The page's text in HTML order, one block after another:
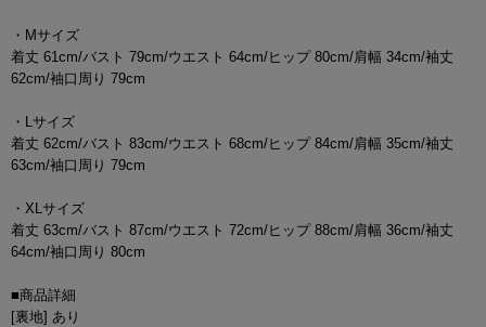
・Mサイズ
着丈 61cm/バスト 79cm/ウエスト 64cm/ヒップ 80cm/肩幅 34cm/袖丈
62cm/袖口周り 79cm
・Lサイズ
着丈 62cm/バスト 83cm/ウエスト 68cm/ヒップ 84cm/肩幅 35cm/袖丈
63cm/袖口周り 79cm
・XLサイズ
着丈 63cm/バスト 87cm/ウエスト 72cm/ヒップ 88cm/肩幅 36cm/袖丈
64cm/袖口周り 80cm
■商品詳細
[裏地] あり